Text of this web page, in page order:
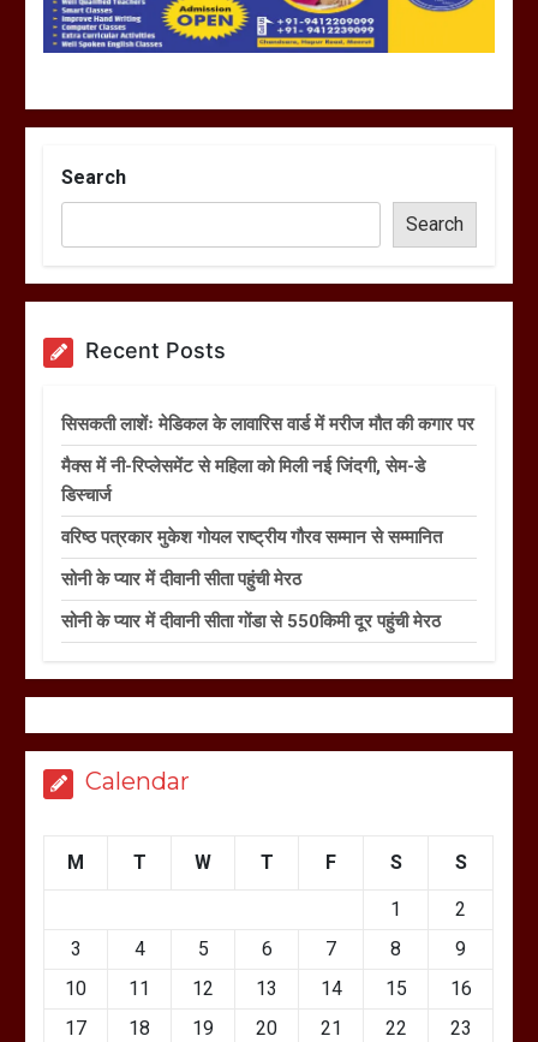
Search
Search
Recent Posts
सिसकती लाशेंः मेडिकल के लावारिस वार्ड में मरीज मौत की कगार पर
मैक्स में नी-रिप्लेसमेंट से महिला को मिली नई जिंदगी, सेम-डे
डिस्चार्ज
वरिष्ठ पत्रकार मुकेश गोयल राष्ट्रीय गौरव सम्मान से सम्मानित
सोनी के प्यार में दीवानी सीता पहुंची मेरठ
सोनी के प्यार में दीवानी सीता गोंडा से 550किमी दूर पहुंची मेरठ
Calendar
M T W T F S S
1
2
3
4 5 6 7 8
9
10
11 12 13 14 15
16
17
18 19 20 21 22
23